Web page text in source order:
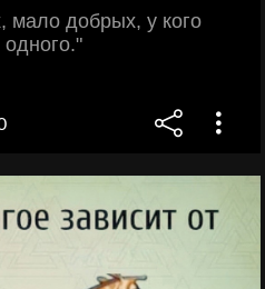
мало добрых, у кого